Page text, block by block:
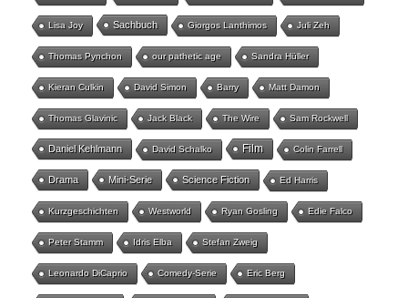
Lisa Joy Sachbuch Giorgos Lanthimos Juli Zeh
Thomas Pynchon our pathetic age Sandra Hüller
Kieran Culkin David Simon Barry Matt Damon
Thomas Glavinic Jack Black The Wire Sam Rockwell
Daniel Kehlmann David Schalko Film Colin Farrell
Drama Mini-Serie Science Fiction Ed Harris
Kurzgeschichten Westworld Ryan Gosling Edie Falco
Peter Stamm Idris Elba Stefan Zweig
Leonardo DiCaprio Comedy-Serie Eric Berg